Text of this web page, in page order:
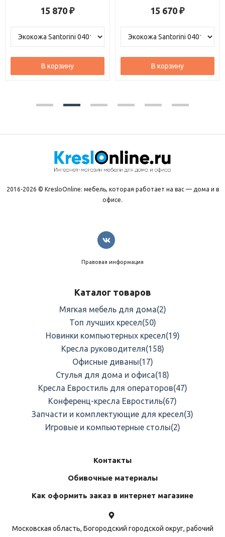
15 870 ₽
В корзину
15 670 ₽
В корзину
2016-2026 © KresloOnline: мебель, которая работает на вас — дома и в
офисе.
Правовая информация
Каталог товаров
Мягкая мебель для дома(2)
Топ лучших кресел(50)
Новинки компьютерных кресел(19)
Кресла руководителя(158)
Офисные диваны(17)
Стулья для дома и офиса(18)
Кресла Евростиль для операторов(47)
Конференц-кресла Евростиль(67)
Запчасти и комплектующие для кресел(3)
Игровые и компьютерные столы(2)
Контакты
Обивочные материалы
Как оформить заказ в интернет магазине
Московская область, Богородский городской округ, рабочий